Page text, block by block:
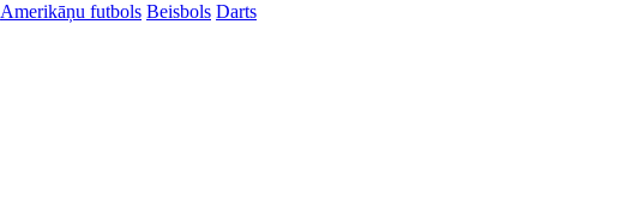
Amerikāņu futbols Beisbols Darts